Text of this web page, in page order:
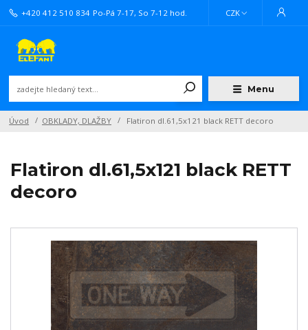
Menu
CZK
+420 412 510 834 Po-Pá 7-17, So 7-12 hod.
Úvod OBKLADY, DLAŽBY Flatiron dl.61,5x121 black RETT decoro
Flatiron dl.61,5x121 black RETT
decoro